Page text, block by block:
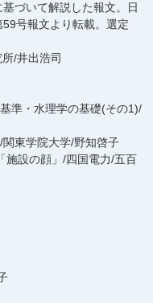
づいて解説した報文。日
号報文より転載。選定
/井出浩司
準・水理学の基礎(その1)/
東学院大学/野知啓子
施設の顔」/四国電力/五百